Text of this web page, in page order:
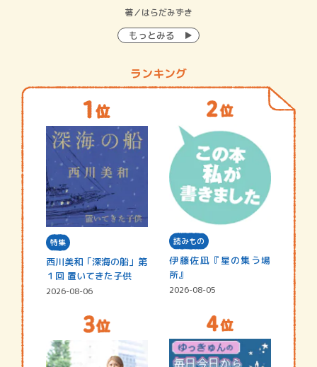
著／はらだみずき
もっとみる
ランキング
特集
西川美和「深海の船」第
１回 置いてきた子供
2026-08-06
読みもの
伊藤佐凪『星の集う場
所』
2026-08-05